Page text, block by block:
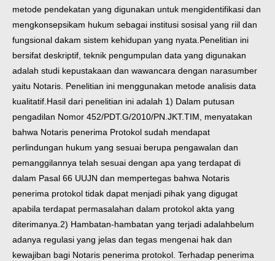
metode pendekatan yang digunakan untuk mengidentifikasi dan
mengkonsepsikam hukum sebagai institusi sosisal yang riil dan
fungsional dakam sistem kehidupan yang nyata. Penelitian ini
bersifat deskriptif, teknik pengumpulan data yang digunakan
adalah studi kepustakaan dan wawancara dengan narasumber
yaitu Notaris. Penelitian ini menggunakan metode analisis data
kualitatif. Hasil dari penelitian ini adalah 1) Dalam putusan
pengadilan Nomor 452/PDT.G/2010/PN.JKT.TIM, menyatakan
bahwa Notaris penerima Protokol sudah mendapat
perlindungan hukum yang sesuai berupa pengawalan dan
pemanggilannya telah sesuai dengan apa yang terdapat di
dalam Pasal 66 UUJN dan mempertegas bahwa Notaris
penerima protokol tidak dapat menjadi pihak yang digugat
apabila terdapat permasalahan dalam protokol akta yang
diterimanya.2) Hambatan-hambatan yang terjadi adalahbelum
adanya regulasi yang jelas dan tegas mengenai hak dan
kewajiban bagi Notaris penerima protokol. Terhadap penerima